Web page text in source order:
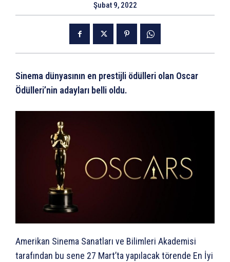
Şubat 9, 2022
Sinema dünyasının en prestijli ödülleri olan Oscar
Ödülleri’nin adayları belli oldu.
Amerikan Sinema Sanatları ve Bilimleri Akademisi
tarafından bu sene 27 Mart’ta yapılacak törende En İyi